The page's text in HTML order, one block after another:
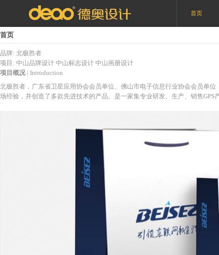
首页
首页
品牌: 北极胜者
项目: 中山品牌设计 中山标志设计 中山画册设计
项目概况 | Introduction
北极胜者，广东省卫星应用协会会员单位、佛山市电子信息行业协会会员单
场经验，并创造了多款先进技术的产品。是一家集专业研发、生产、销售